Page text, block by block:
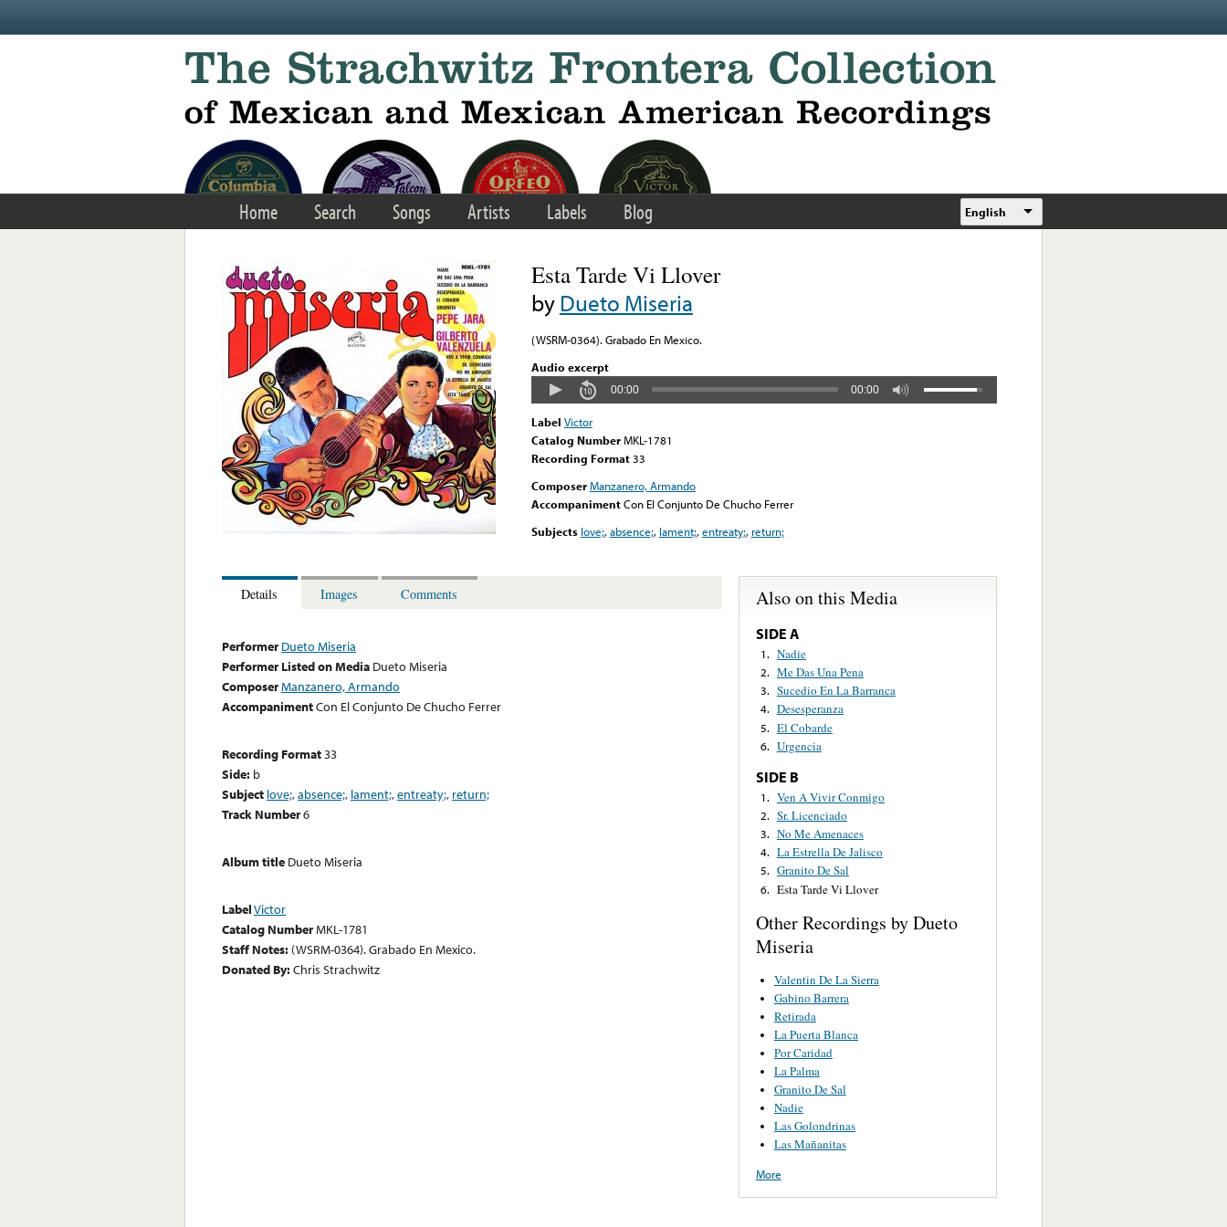
Home Search Songs Artists Labels Blog English
Esta Tarde Vi Llover
byDueto Miseria
(WSRM-0364). Grabado En Mexico.
Audio excerpt
00:00 00:00
Label Victor
Catalog NumberMKL-1781
Recording Format33
ComposerManzanero, Armando
AccompanimentCon El Conjunto De Chucho Ferrer
Subjects love;,absence;, lament;,entreaty;, return;
Details Images Comments
Performer Dueto Miseria
Performer Listed on Media Dueto Miseria
ComposerManzanero, Armando
AccompanimentCon El Conjunto De Chucho Ferrer
Recording Format33
Side: b
Subject love;,absence;, lament;,entreaty;, return;
Track Number6
Album title Dueto Miseria
LabelVictor
Catalog NumberMKL-1781
Staff Notes: (WSRM-0364). Grabado En Mexico.
Donated By:Chris Strachwitz
Also on this Media
SIDE A
1. Nadie
2. Me Das Una Pena
3. Sucedio En La Barranca
4. Desesperanza
5. El Cobarde
6. Urgencia
SIDE B
1. Ven A Vivir Conmigo
2. Sr. Licenciado
3. No Me Amenaces
4. La Estrella De Jalisco
5. Granito De Sal
6. Esta Tarde Vi Llover
Other Recordings by Dueto
Miseria
Valentin De La Sierra
Gabino Barrera
Retirada
La Puerta Blanca
Por Caridad
La Palma
Granito De Sal
Nadie
Las Golondrinas
Las Mañanitas
More